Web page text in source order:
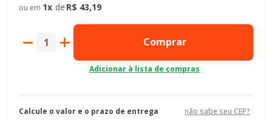
1 R$ 43,19
Comprar
Calcule o valor e o prazo de entrega não sabe seu CEP?